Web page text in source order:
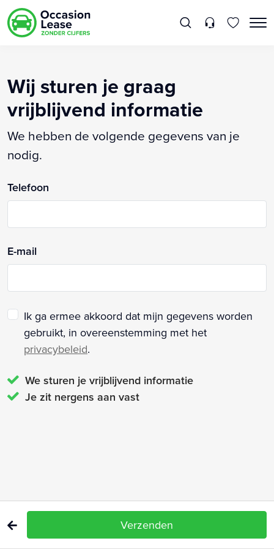
Wij sturen je graag
vrijblijvend informatie
We hebben de volgende gegevens van je
nodig.
Telefoon
E-mail
Ik ga ermee akkoord dat mijn gegevens worden
gebruikt, in overeenstemming met het
privacybeleid.
We sturen je vrijblijvend informatie
Je zit nergens aan vast
Verzenden